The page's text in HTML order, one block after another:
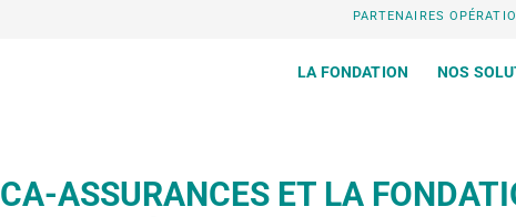
PARTENAIRES
LA FONDATION NOS
CA-ASSURANCES ET LA